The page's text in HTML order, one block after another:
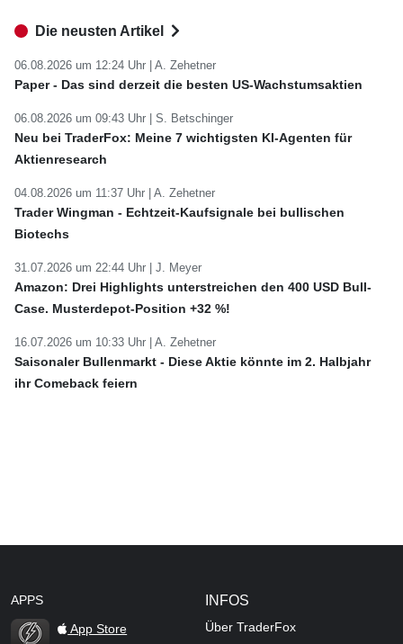
Die neusten Artikel
06.08.2026 um 12:24 Uhr | A. Zehetner
Paper - Das sind derzeit die besten US-Wachstumsaktien
06.08.2026 um 09:43 Uhr | S. Betschinger
Neu bei TraderFox: Meine 7 wichtigsten KI-Agenten für
Aktienresearch
04.08.2026 um 11:37 Uhr | A. Zehetner
Trader Wingman - Echtzeit-Kaufsignale bei bullischen
Biotechs
31.07.2026 um 22:44 Uhr | J. Meyer
Amazon: Drei Highlights unterstreichen den 400 USD Bull-
Case. Musterdepot-Position +32 %!
16.07.2026 um 10:33 Uhr | A. Zehetner
Saisonaler Bullenmarkt - Diese Aktie könnte im 2. Halbjahr
ihr Comeback feiern
APPS
App Store
INFOS
Über TraderFox